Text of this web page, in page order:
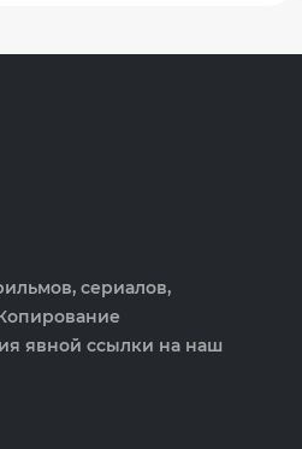
сериалов,
явной ссылки на наш